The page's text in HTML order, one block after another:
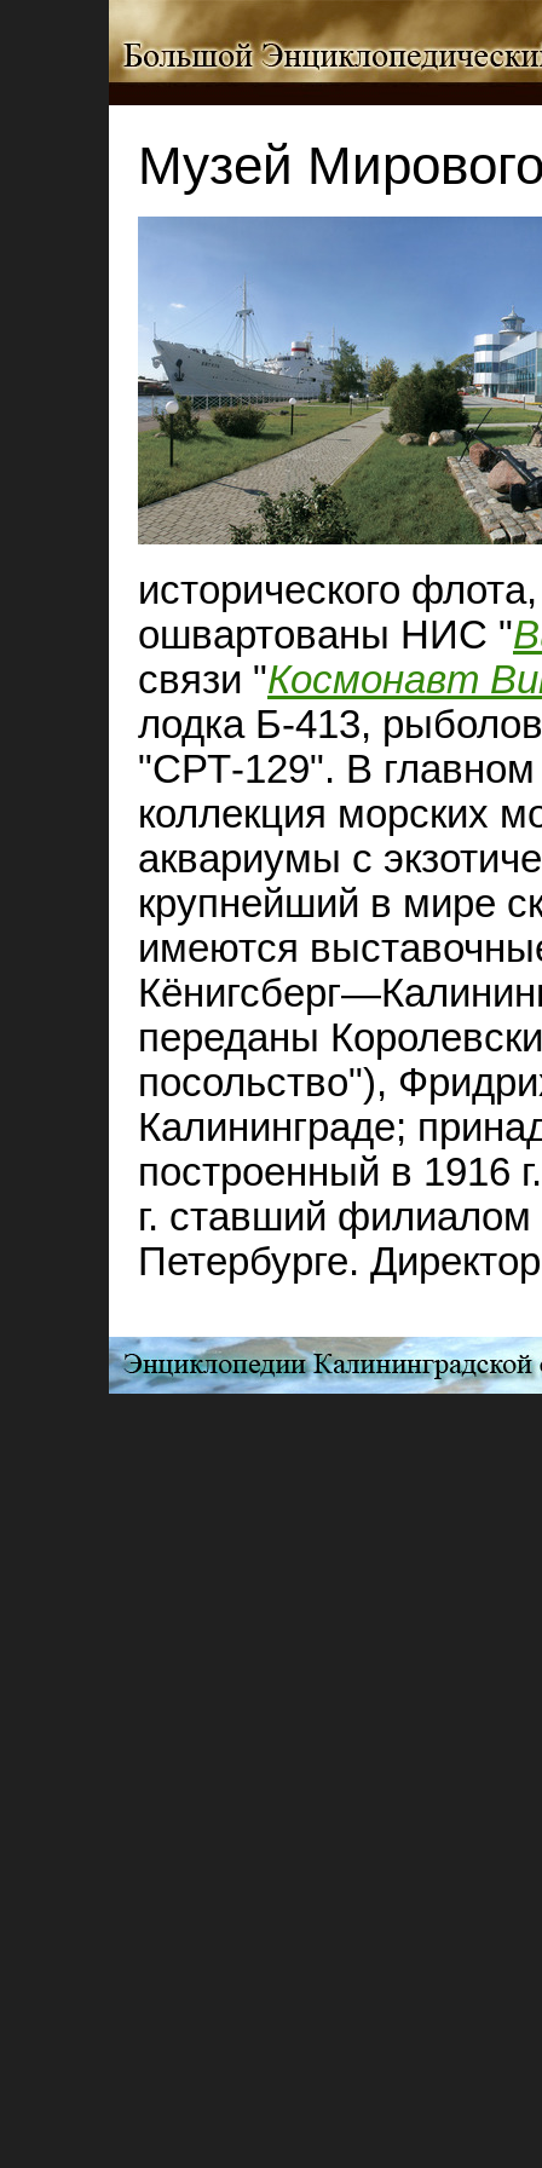
Музей
исторического
ошвартованы НИС "
связи "Космонавт
лодка Б‑413,
"СРТ‑129". В главном
коллекция морских
аквариумы с
крупнейший в мире
имеются
переданы
посольство"),
Калининграде;
построенный в 1916
г. ставший
Петербурге.